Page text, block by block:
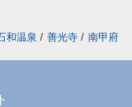
和温泉 / 善光寺 / 南甲府